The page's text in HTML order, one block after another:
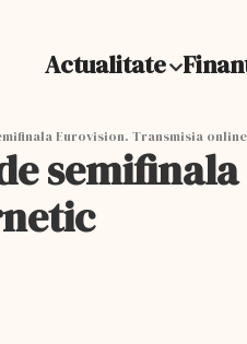
Actualitate
Eurovision. Transmisia